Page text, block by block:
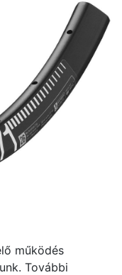
471 26"
működés
További